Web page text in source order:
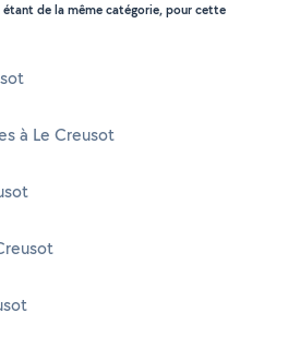
de la même catégorie, pour cette
à Le Creusot